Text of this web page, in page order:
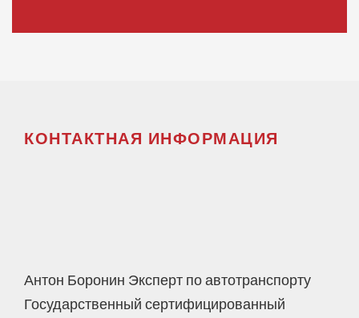
КОНТАКТНАЯ ИНФОРМАЦИЯ
Антон Боронин Эксперт по автотранспорту
Государственный сертифицированный